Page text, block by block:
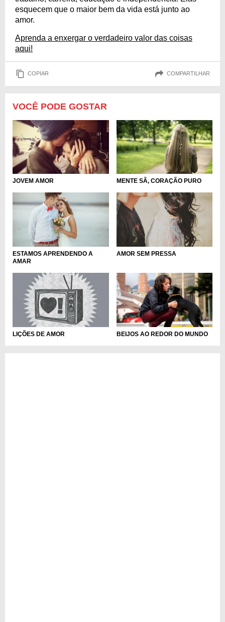
esquecem que o maior bem da vida está junto ao
amor.
Aprenda a enxergar o verdadeiro valor das coisas
aqui!
COPIAR COMPARTILHAR
VOCÊ PODE GOSTAR
JOVEM AMOR MENTE SÃ, CORAÇÃO PURO
ESTAMOS APRENDENDO A
AMAR
AMOR SEM PRESSA
LIÇÕES DE AMOR BEIJOS AO REDOR DO MUNDO